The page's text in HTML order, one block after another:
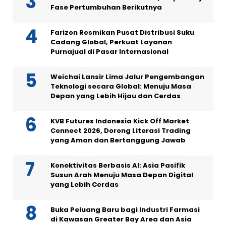
Fase Pertumbuhan Berikutnya
Farizon Resmikan Pusat Distribusi Suku
Cadang Global, Perkuat Layanan
Purnajual di Pasar Internasional
Weichai Lansir Lima Jalur Pengembangan
Teknologi secara Global: Menuju Masa
Depan yang Lebih Hijau dan Cerdas
KVB Futures Indonesia Kick Off Market
Connect 2026, Dorong Literasi Trading
yang Aman dan Bertanggung Jawab
Konektivitas Berbasis AI: Asia Pasifik
Susun Arah Menuju Masa Depan Digital
yang Lebih Cerdas
Buka Peluang Baru bagi Industri Farmasi
di Kawasan Greater Bay Area dan Asia